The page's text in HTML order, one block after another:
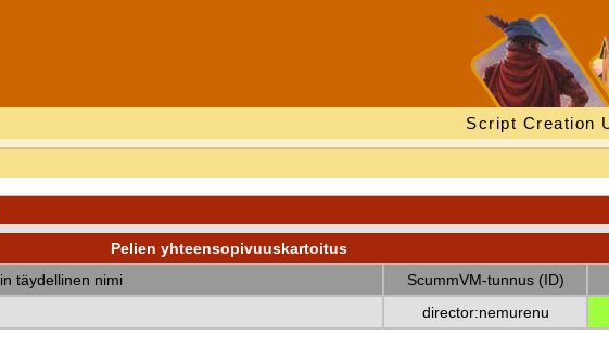
Script Creation
Pelien yhteensopivuuskartoitus
täydellinen nimi
ScummVM-tunnus (ID)
director:nemurenu